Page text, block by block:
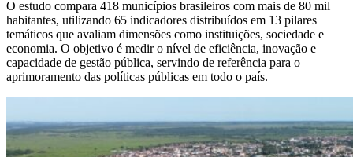
O estudo compara 418 municípios brasileiros com mais de 80 mil
habitantes, utilizando 65 indicadores distribuídos em 13 pilares
temáticos que avaliam dimensões como instituições, sociedade e
economia. O objetivo é medir o nível de eficiência, inovação e
capacidade de gestão pública, servindo de referência para o
aprimoramento das políticas públicas em todo o país.